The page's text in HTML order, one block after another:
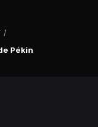
/
Pékin